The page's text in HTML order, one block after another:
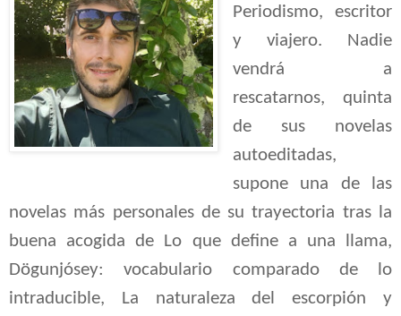
Periodismo, escritor
y viajero. Nadie
vendrá a
rescatarnos, quinta
de sus novelas
autoeditadas,
supone una de las
novelas más personales de su trayectoria tras la
buena acogida de Lo que define a una llama,
Dögunjósey: vocabulario comparado de lo
intraducible, La naturaleza del escorpión y